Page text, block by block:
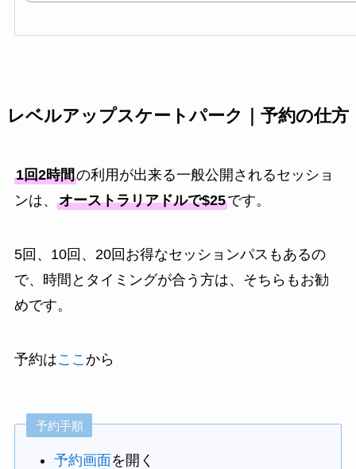
レベルアップスケートパーク｜予約の仕方
1回2時間の利用が出来る一般公開されるセッショ
ンは、 オーストラリアドルで$25です。
5回、10回、20回お得なセッションパスもあるの
で、時間とタイミングが合う方は、そちらもお勧
めです。
予約はここ から
予約手順
予約画面を開く